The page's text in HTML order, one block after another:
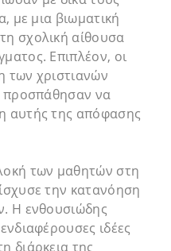
με μια βιωματική
σχολική αίθουσα
Επιπλέον, οι
των χριστιανών
προσπάθησαν να
αυτής της απόφασης
των μαθητών στη
την κατανόηση
Η ενθουσιώδης
ιδέες
διάρκεια της